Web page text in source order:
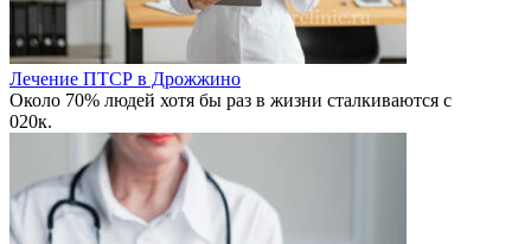
Лечение ПТСР в Дрожжино
Около 70% людей хотя бы раз в жизни сталкиваются с
020к.